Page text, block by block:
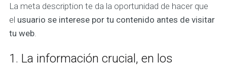
La meta description te da la oportunidad de hacer que
el usuario se interese por tu contenido antes de visitar
tu web.
1. La información crucial, en los